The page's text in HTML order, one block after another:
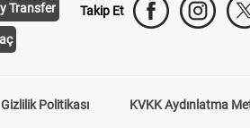
Transfer Takip Et
Gizlilik Politikası KVKK Aydınlatma